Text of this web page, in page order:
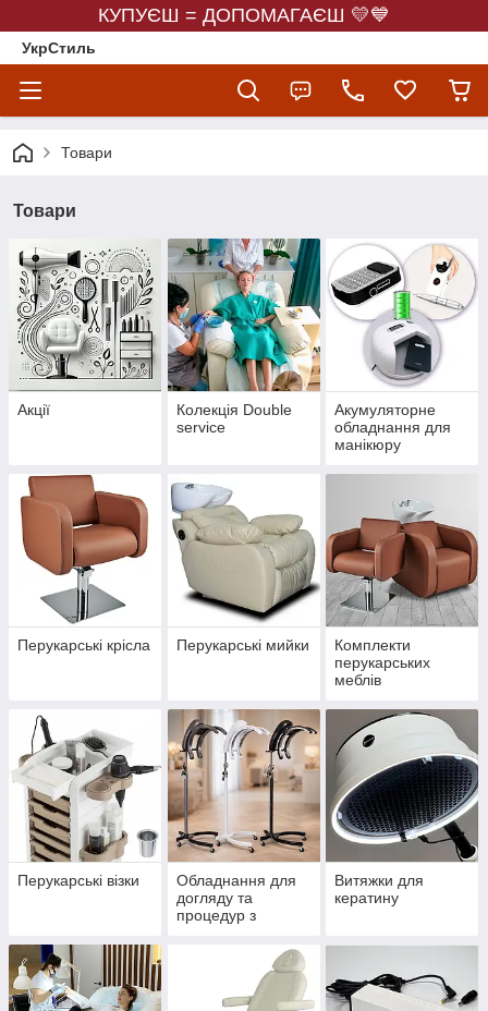
КУПУЄШ = ДОПОМАГАЄШ 💛💙
УкрСтиль
Товари
Товари
Акції
Колекція Double
service
Акумуляторне
обладнання для
манікюру
Перукарські крісла Перукарські мийки
Комплекти
перукарських
меблів
Перукарські візки
Обладнання для
догляду та
процедур з
Витяжки для
кератину